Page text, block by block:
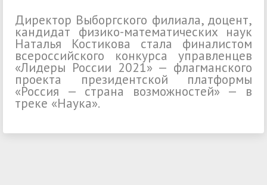
Директор Выборгского филиала, доцент,
кандидат физико-математических наук
Наталья Костикова стала финалистом
всероссийского конкурса управленцев
«Лидеры России 2021» — флагманского
проекта президентской платформы
«Россия — страна возможностей» — в
треке «Наука».